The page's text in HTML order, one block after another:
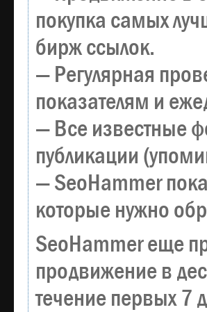
покупка самых
бирж ссылок.
— Регулярная
показателям и
— Все известные
публикации
— SeoHammer
которые нужно
SeoHammer еще
продвижение в
течение первых 7